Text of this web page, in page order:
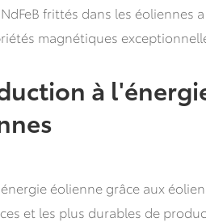
frittés dans les
magnétiques
à
éolienne grâce aux
et les plus durables de